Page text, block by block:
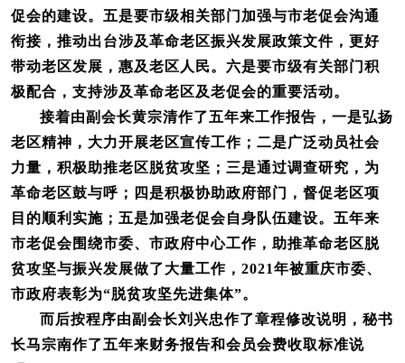
促会的建设。五是要市级相关部门加强与市老促会沟通
衔接，推动出台涉及革命老区振兴发展政策文件，更好
带动老区发展，惠及老区人民。六是要市级有关部门积
极配合，支持涉及革命老区及老促会的重要活动。
接着由副会长黄宗清作了五年来工作报告，一是弘扬
老区精神，大力开展老区宣传工作；二是广泛动员社会
力量，积极助推老区脱贫攻坚；三是通过调查研究，为
革命老区鼓与呼；四是积极协助政府部门，督促老区项
目的顺利实施；五是加强老促会自身队伍建设。五年来
市老促会围绕市委、市政府中心工作，助推革命老区脱
贫攻坚与振兴发展做了大量工作，2021年被重庆市委、
市政府表彰为“脱贫攻坚先进集体”。
而后按程序由副会长刘兴忠作了章程修改说明，秘书
长马宗南作了五年来财务报告和会员会费收取标准说